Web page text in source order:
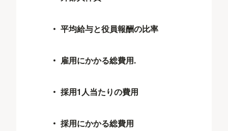
平均給与と役員報酬の比率
雇用にかかる総費用.
採用1人当たりの費用
採用にかかる総費用